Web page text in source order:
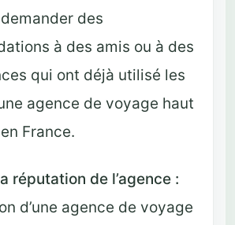
des
à des amis ou à des
qui ont déjà utilisé les
agence de voyage haut
France.
réputation de l’agence :
d’une agence de voyage